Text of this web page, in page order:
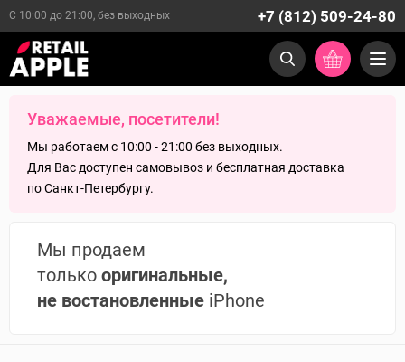
С 10:00 до 21:00, без выходных +7 (812) 509-24-80
Уважаемые, посетители!
Мы работаем с 10:00 - 21:00 без выходных.
Для Вас доступен самовывоз и бесплатная доставка
по Санкт-Петербургу.
Мы продаем
только оригинальные,
не востановленные iPhone